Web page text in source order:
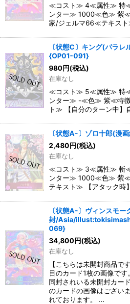
≪コスト≫ 4≪属性≫ 特
ンター≫ 1000≪色≫ 紫≪
家/ジェルマ66≪テキス
〔状態C〕キング(パラレ
{OP01-091}
980円(税込)
在庫なし
≪コスト≫ 5≪属性≫ 特
ンター≫ -≪色≫ 紫≪特
ト≫ 【自分のターン中】
〔状態A-〕ゾロ十郎(漫
2,480円(税込)
在庫なし
≪コスト≫ 3≪属性≫ 斬
ンター≫ 1000≪色≫ 紫
テキスト≫ 【アタック時
〔状態A-〕ヴィンスモー
封/Asia/
069}
34,800円(税込)
在庫なし
【こちらは未開封商品で
目のカード1枚の画像で
同封されいる未開封カー
のカードの画像はござい
れております。 …